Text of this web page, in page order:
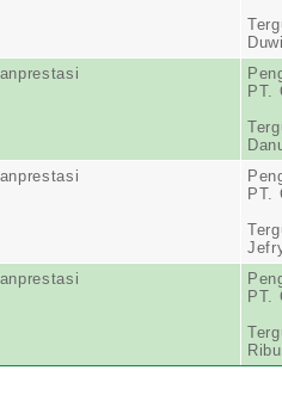
PT.
PT.
PT.